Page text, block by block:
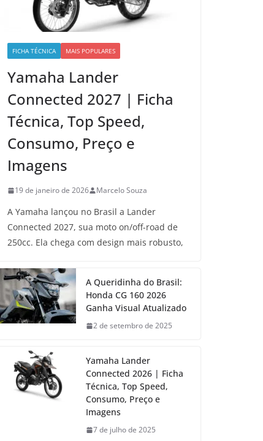
FICHA TÉCNICA MAIS POPULARES
Yamaha Lander
Connected 2027 | Ficha
Técnica, Top Speed,
Consumo, Preço e
Imagens
19 de janeiro de 2026 Marcelo Souza
A Yamaha lançou no Brasil a Lander
Connected 2027, sua moto on/off-road de
250cc. Ela chega com design mais robusto,
A Queridinha do Brasil:
Honda CG 160 2026
Ganha Visual Atualizado
2 de setembro de 2025
Yamaha Lander
Connected 2026 | Ficha
Técnica, Top Speed,
Consumo, Preço e
Imagens
7 de julho de 2025